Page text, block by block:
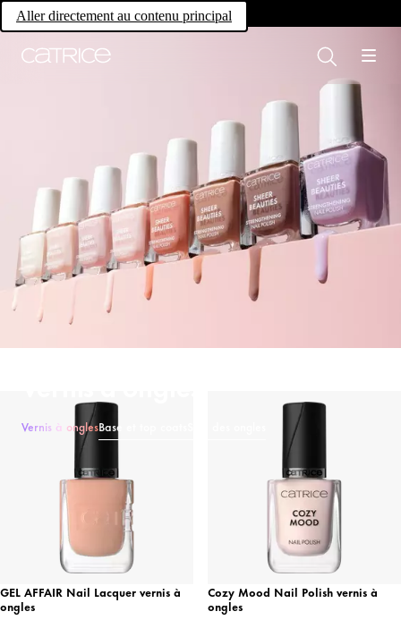
Aller directement au contenu principal
Own your magic.
Vernis à onglesBase et top coats
GEL AFFAIR Nail Lacquer vernis à
ongles
Cozy Mood Nail Polish vernis à
ongles